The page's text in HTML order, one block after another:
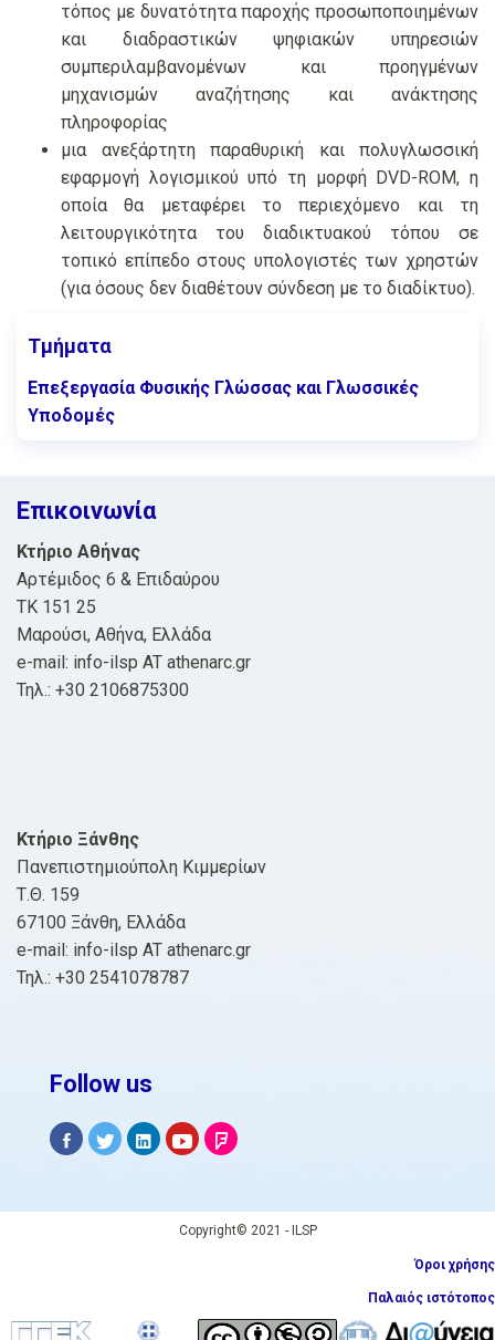
τόπος με δυνατότητα παροχής προσωποποιημένων
και διαδραστικών ψηφιακών υπηρεσιών
συμπεριλαμβανομένων και προηγμένων
μηχανισμών αναζήτησης και ανάκτησης
πληροφορίας
μια ανεξάρτητη παραθυρική και πολυγλωσσική
εφαρμογή λογισμικού υπό τη μορφή DVD-ROM, η
οποία θα μεταφέρει το περιεχόμενο και τη
λειτουργικότητα του διαδικτυακού τόπου σε
τοπικό επίπεδο στους υπολογιστές των χρηστών
(για όσους δεν διαθέτουν σύνδεση με το διαδίκτυο).
Τμήματα
Επεξεργασία Φυσικής Γλώσσας και Γλωσσικές
Υποδομές
Επικοινωνία
Κτήριο Αθήνας
Αρτέμιδος 6 & Επιδαύρου
ΤΚ 151 25
Μαρούσι, Αθήνα, Ελλάδα
e-mail: info-ilsp AT athenarc.gr
Τηλ.: +30 2106875300
Κτήριο Ξάνθης
Πανεπιστημιούπολη Κιμμερίων
Τ.Θ. 159
67100 Ξάνθη, Ελλάδα
e-mail: info-ilsp AT athenarc.gr
Τηλ.: +30 2541078787
Follow us
Copyright© 2021 - ILSP
Όροι χρήσης
Παλαιός ιστότοπος